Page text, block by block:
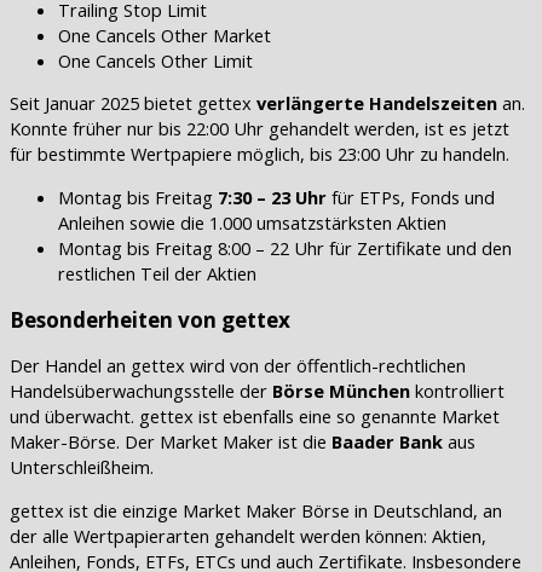
Trailing Stop Limit
One Cancels Other Market
One Cancels Other Limit
Seit Januar 2025 bietet gettex verlängerte Handelszeiten an.
Konnte früher nur bis 22:00 Uhr gehandelt werden, ist es jetzt
für bestimmte Wertpapiere möglich, bis 23:00 Uhr zu handeln.
Montag bis Freitag 7:30 – 23 Uhr für ETPs, Fonds und
Anleihen sowie die 1.000 umsatzstärksten Aktien
Montag bis Freitag 8:00 – 22 Uhr für Zertifikate und den
restlichen Teil der Aktien
Besonderheiten von gettex
Der Handel an gettex wird von der öffentlich-rechtlichen
Handelsüberwachungsstelle der Börse München kontrolliert
und überwacht. gettex ist ebenfalls eine so genannte Market
Maker-Börse. Der Market Maker ist die Baader Bank aus
Unterschleißheim.
gettex ist die einzige Market Maker Börse in Deutschland, an
der alle Wertpapierarten gehandelt werden können: Aktien,
Anleihen, Fonds, ETFs, ETCs und auch Zertifikate. Insbesondere